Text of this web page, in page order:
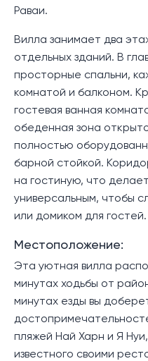
Раваи.
Вилла занимает два
отдельных зданий. В
просторные спальни,
комнатой и балконом.
гостевая ванная
обеденная зона
полностью
барной стойкой.
на гостиную, что
универсальным, чтобы
или домиком для гостей.
Местоположение:
Эта уютная вилла
минутах ходьбы от
минутах езды вы
пляжей Най Харн и Я
известного своими